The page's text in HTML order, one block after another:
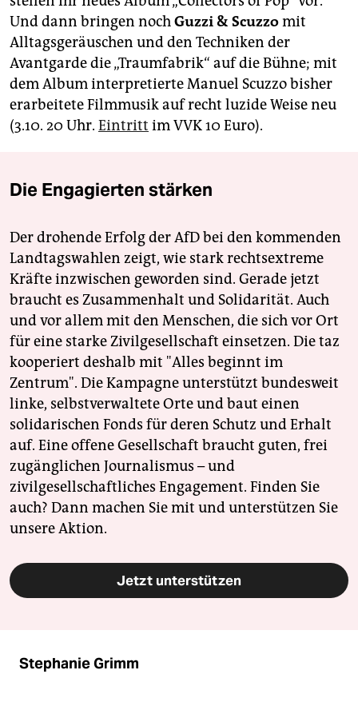
Und dann bringen nochGuzzi & Scuzzomit
Alltagsgeräuschen und den Techniken der
Avantgarde die „Traumfabrik“ auf die Bühne; mit
dem Album interpretierte Manuel Scuzzo bisher
erarbeitete Filmmusik auf recht luzide Weise neu
(3.10. 20 Uhr. Eintritt im VVK 10 Euro).
Die Engagierten stärken
Der drohende Erfolg der AfD bei den kommenden
Landtagswahlen zeigt, wie stark rechtsextreme
Kräfte inzwischen geworden sind. Gerade jetzt
braucht es Zusammenhalt und Solidarität. Auch
und vor allem mit den Menschen, die sich vor Ort
für eine starke Zivilgesellschaft einsetzen. Die taz
kooperiert deshalb mit "Alles beginnt im
Zentrum". Die Kampagne unterstützt bundesweit
linke, selbstverwaltete Orte und baut einen
solidarischen Fonds für deren Schutz und Erhalt
auf. Eine offene Gesellschaft braucht guten, frei
zugänglichen Journalismus – und
zivilgesellschaftliches Engagement. Finden Sie
auch? Dann machen Sie mit und unterstützen Sie
unsere Aktion.
Jetzt unterstützen
Stephanie Grimm